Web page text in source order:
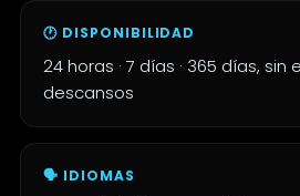
🕐 DISPONIBILIDAD
24 horas · 7 días · 365 días, sin
descansos
🗣️ IDIOMAS